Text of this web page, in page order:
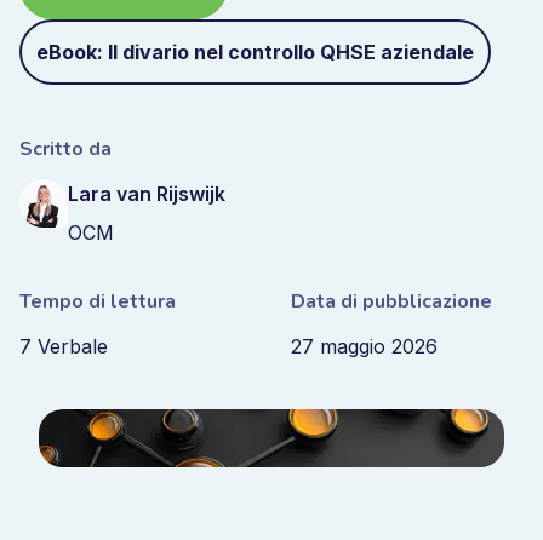
eBook: Il divario nel controllo QHSE aziendale
Scritto da
Lara van Rijswijk
OCM
Tempo di lettura
7 Verbale
Data di pubblicazione
27 maggio 2026